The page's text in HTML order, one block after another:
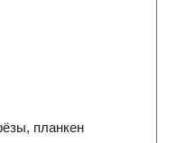
планкен